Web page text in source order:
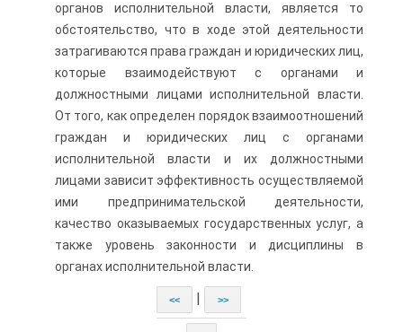
органов исполнительной власти, является то
обстоятельство, что в ходе этой деятельности
затрагиваются права граждан и юридических лиц,
которые взаимодействуют с органами и
должностными лицами исполнительной власти.
От того, как определен порядок взаимоотношений
граждан и юридических лиц с органами
исполнительной власти и их должностными
лицами зависит эффективность осуществляемой
ими предпринимательской деятельности,
качество оказываемых государственных услуг, а
также уровень законности и дисциплины в
органах исполнительной власти.
<< >>